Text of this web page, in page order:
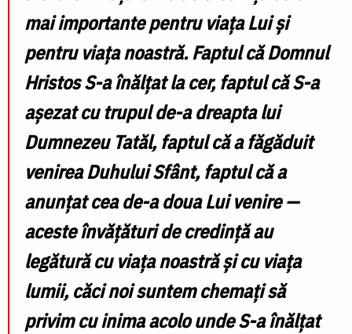
mai importante pentru viața Lui și
pentru viața noastră. Faptul că Domnul
Hristos S-a înălțat la cer, faptul că S-a
așezat cu trupul de-a dreapta lui
Dumnezeu Tatăl, faptul că a făgăduit
venirea Duhului Sfânt, faptul că a
anunțat cea de-a doua Lui venire —
aceste învățături de credință au
legătură cu viața noastră și cu viața
lumii, căci noi suntem chemați să
privim cu inima acolo unde S-a înălțat